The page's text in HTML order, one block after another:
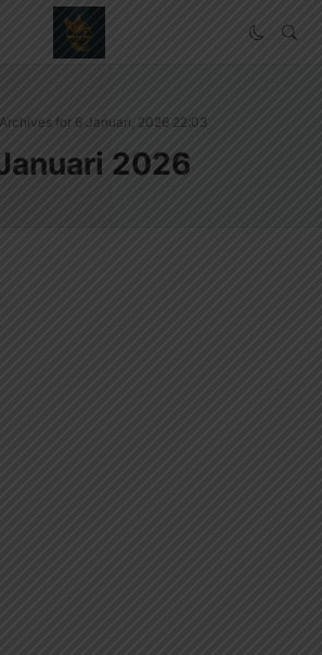
Archives for 6 Januari, 2026 22:03
2026